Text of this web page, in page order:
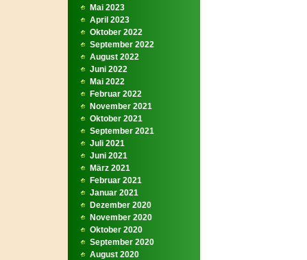
Mai 2023
April 2023
Oktober 2022
September 2022
August 2022
Juni 2022
Mai 2022
Februar 2022
November 2021
Oktober 2021
September 2021
Juli 2021
Juni 2021
März 2021
Februar 2021
Januar 2021
Dezember 2020
November 2020
Oktober 2020
September 2020
August 2020